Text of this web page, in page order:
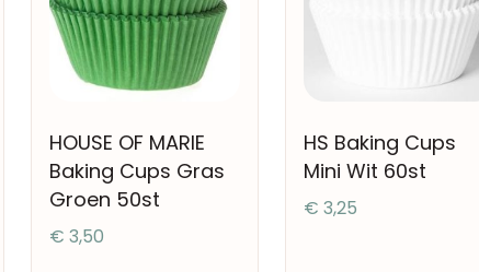
HOUSE OF MARIE
Baking Cups Gras
Groen 50st
€ 3,50
HS Baking Cups
Mini Wit 60st
€ 3,25